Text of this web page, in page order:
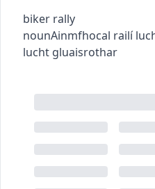
biker rally
nounAinmfhocal railí
lucht gluaisrothar